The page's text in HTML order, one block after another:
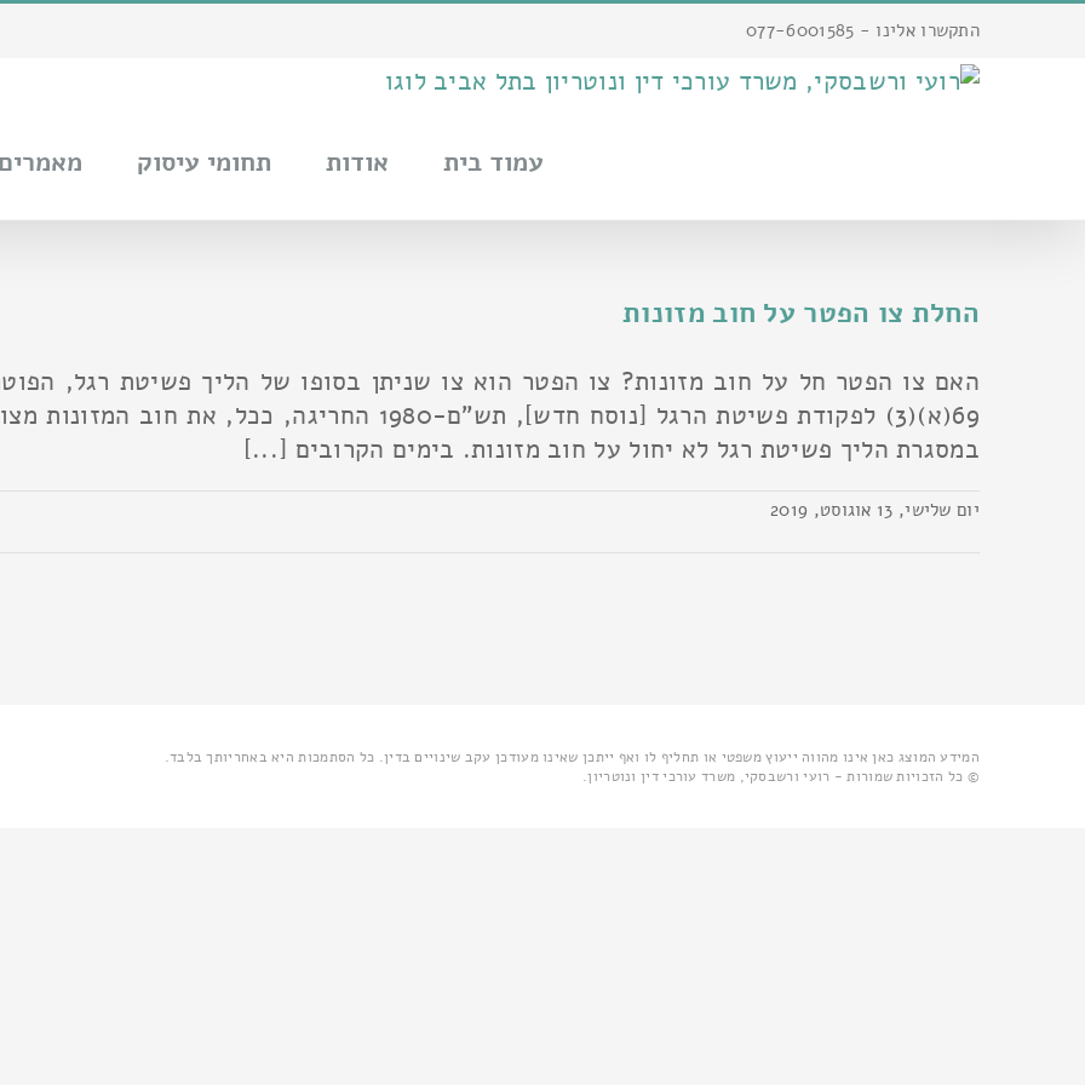
התקשרו אלינו - 077-6001585
עמוד בית אודות תחומי עיסוק
החלת צו הפטר על חוב מזונות
האם צו הפטר חל על חוב מזונות? צו הפטר הוא צו שניתן בסופו של הליך פשיטת רגל,
69(א)(3) לפקודת פשיטת הרגל [נוסח חדש], תש"ם-1980
במסגרת הליך פשיטת רגל לא יחול על חוב מזונות. בימים הקרובים [...]
יום שלישי, 13 אוגוסט, 2019
המידע המוצג כאן אינו מהווה ייעוץ משפטי או תחליף לו ואף ייתכן שאינו מעודכן עקב שינויים בדין. כל הסתמכות היא באחריותך בלבד.
© כל הזכויות שמורות - רועי ורשבסקי, משרד עורכי דין ונוטריון.